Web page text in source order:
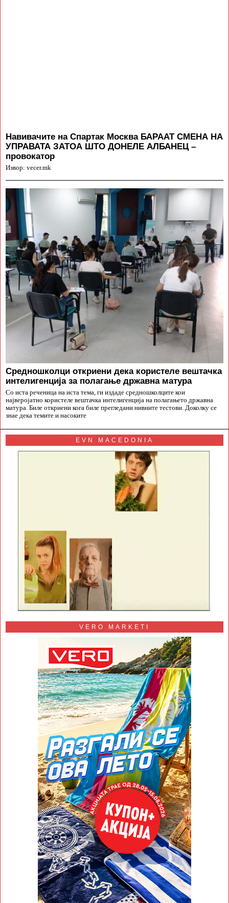
Навивачите на Спартак Москва БАРААТ СМЕНА НА
УПРАВАТА ЗАТОА ШТО ДОНЕЛЕ АЛБАНЕЦ –
провокатор
Извор: vecer.mk
Средношколци откриени дека користеле вештачка
интелигенција за полагање државна матура
Со иста реченица на иста тема, ги издаде средношколците кои
најверојатно користеле вештачка интелигенција на полагањето државна
матура. Биле откриени кога биле прегледани нивните тестови. Доколку се
знае дека темите и насоките
EVN MACEDONIA
VERO MARKETI